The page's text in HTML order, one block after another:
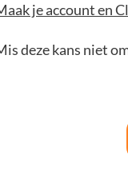
je account en
deze kans niet